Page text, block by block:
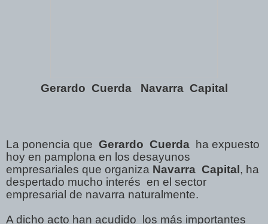
Gerardo Cuerda Navarra Capital
La ponencia que Gerardo Cuerda
ha expuesto
hoy en pamplona en los desayunos
empresariales que organiza Navarra Capital , ha
despertado mucho interés en el sector
empresarial de navarra naturalmente.
A dicho acto han acudido
los más importantes